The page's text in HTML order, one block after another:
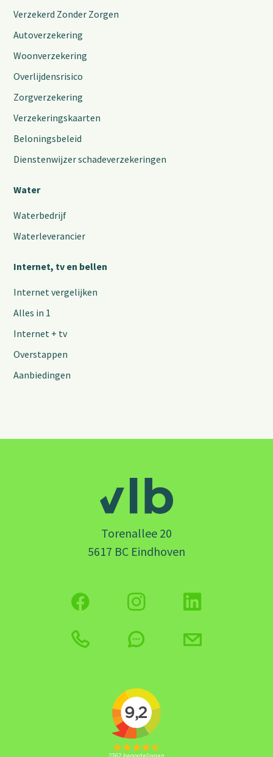
Verzekerd Zonder Zorgen
Autoverzekering
Woonverzekering
Overlijdensrisico
Zorgverzekering
Verzekeringskaarten
Beloningsbeleid
Dienstenwijzer schadeverzekeringen
Water
Waterbedrijf
Waterleverancier
Internet, tv en bellen
Internet vergelijken
Alles in 1
Internet + tv
Overstappen
Aanbiedingen
Torenallee 20
5617 BC Eindhoven